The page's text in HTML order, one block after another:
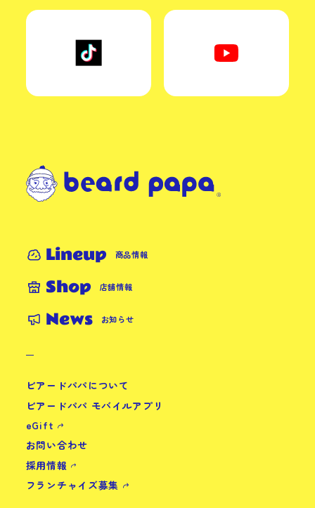
Lineup 商品情報
Shop 店舗情報
News お知らせ
ビアードパパについて
ビアードパパ モバイルアプリ
eGift
お問い合わせ
採用情報
フランチャイズ募集